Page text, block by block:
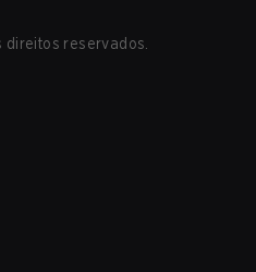
direitos reservados.